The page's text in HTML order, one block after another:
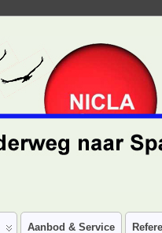
Aanbod & Service